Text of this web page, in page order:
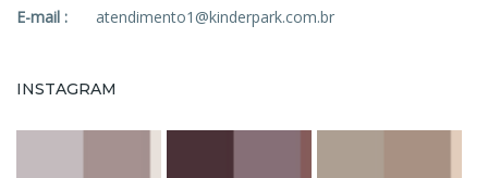
E-mail : atendimento1@kinderpark.com.br
INSTAGRAM